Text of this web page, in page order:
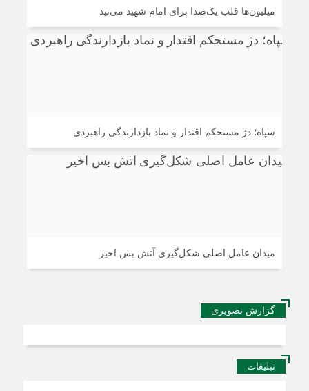
میلیون‌ها قلب یک‌صدا برای امام شهید می‌تپد
سپاه؛ دژ مستحکم اقتدار و نماد بازدارندگی راهبردی
میدان عامل اصلی شکل‌گیری آتش بس اخیر
گزارش تصویری
تبلیغات